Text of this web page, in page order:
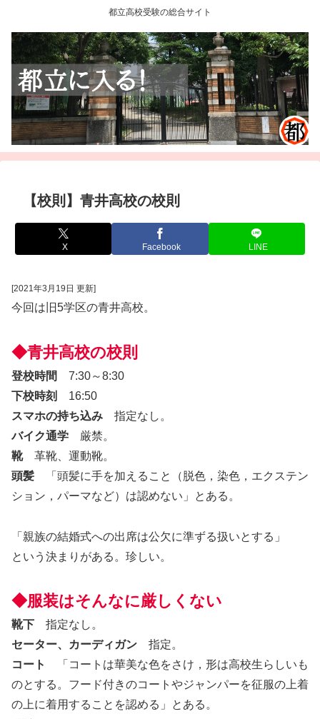
都立高校受験の総合サイト
【校則】青井高校の校則
X Facebook LINE
[2021年3月19日 更新]
今回は旧5学区の青井高校。
◆青井高校の校則
登校時間
7:30～8:30
下校時刻
16:50
スマホの持ち込み 指定なし。
バイク通学 厳禁。
靴革靴、運動靴。
頭髪 「頭髪に手を加えること（脱色，染色，エクステン
ション，パーマなど）は認めない」とある。
「親族の結婚式への出席は公欠に準ずる扱いとする」
という決まりがある。珍しい。
◆服装はそんなに厳しくない
靴下
指定なし。
セーター、カーディガン 指定。
コート
「コートは華美な色をさけ，形は高校生らしいも
のとする。フード付きのコートやジャンパーを征服の上着
の上に着用することを認める」とある。